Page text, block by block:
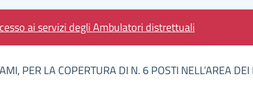
ai servizi degli Ambulatori distrettuali
PER LA COPERTURA DI N. 6 POSTI NELL’AREA